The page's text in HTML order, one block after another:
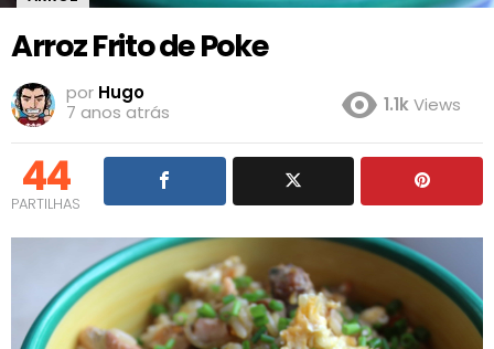
Arroz Frito de Poke
por Hugo
7 anos atrás
1.1kViews
44
PARTILHAS